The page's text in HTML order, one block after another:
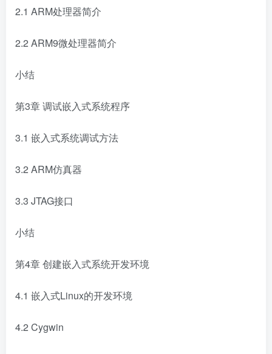
2.1 ARM处理器简介
2.2 ARM9微处理器简介
小结
第3章 调试嵌入式系统程序
3.1 嵌入式系统调试方法
3.2 ARM仿真器
3.3 JTAG接口
小结
第4章 创建嵌入式系统开发环境
4.1 嵌入式Linux的开发环境
4.2 Cygwin